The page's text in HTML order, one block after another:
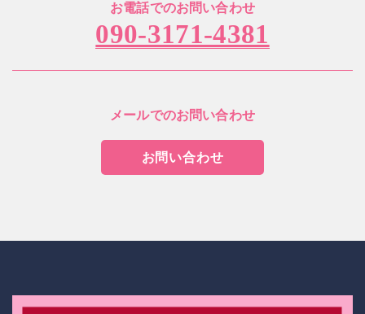
お電話でのお問い合わせ
090-3171-4381
メールでのお問い合わせ
お問い合わせ